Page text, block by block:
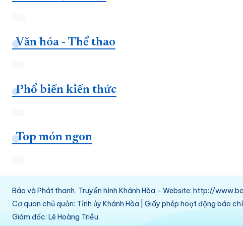
Văn hóa - Thể thao
Phổ biến kiến thức
Top món ngon
Báo và Phát thanh, Truyền hình Khánh Hòa - Website: http://
Cơ quan chủ quản: Tỉnh ủy Khánh Hòa | Giấy phép hoạt động báo
Giám đốc: Lê Hoàng Triều